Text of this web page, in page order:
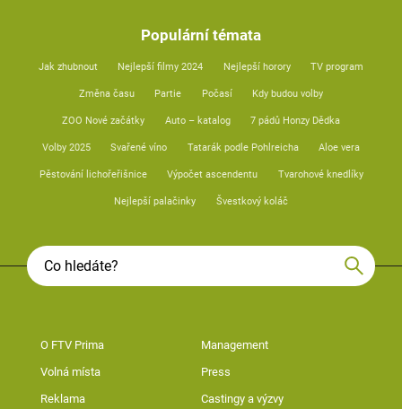
Populární témata
Jak zhubnout Nejlepší filmy 2024 Nejlepší horory TV program
Změna času Partie Počasí Kdy budou volby
ZOO Nové začátky Auto – katalog 7 pádů Honzy Dědka
Volby 2025 Svařené víno Tatarák podle Pohlreicha Aloe vera
Pěstování lichořeřišnice Výpočet ascendentu Tvarohové knedlíky
Nejlepší palačinky Švestkový koláč
O FTV Prima Management
Volná místa Press
Reklama Castingy a výzvy